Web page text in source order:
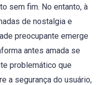
sem fim. No entanto, à
de nostalgia e
preocupante emerge
antes amada se
problemático que
a segurança do usuário,